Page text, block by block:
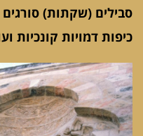
סבילים (שקתות)
כיפות דמויות קונכיות